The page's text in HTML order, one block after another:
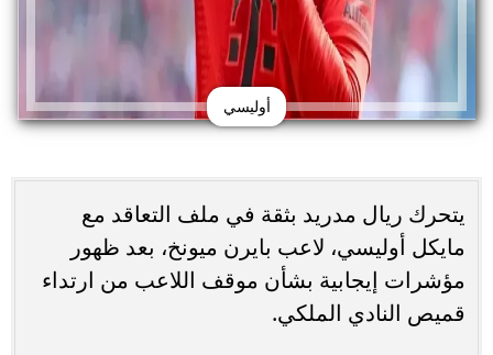
أوليسي
يتحرك ريال مدريد بثقة في ملف التعاقد مع
مايكل أوليسي، لاعب بايرن ميونخ، بعد ظهور
مؤشرات إيجابية بشأن موقف اللاعب من ارتداء
قميص النادي الملكي.